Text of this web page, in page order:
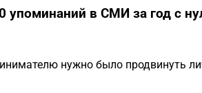
упоминаний в СМИ за год с
нужно было продвинуть